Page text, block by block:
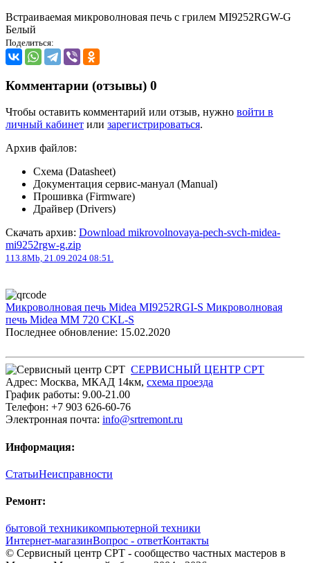
Встраиваемая микроволновая печь с грилем MI9252RGW-G
Белый
Поделиться:
Комментарии (отзывы) 0
Чтобы оставить комментарий или отзыв, нужно войти в
личный кабинет или зарегистрироваться.
Архив файлов:
Схема (Datasheet)
Документация сервис-мануал (Manual)
Прошивка (Firmware)
Драйвер (Drivers)
Скачать архив: Download mikrovolnovaya-pech-svch-midea-
mi9252rgw-g.zip
113.8Mb, 21.09.2024 08:51.
Микроволновая печь Midea MI9252RGI-S Микроволновая
печь Midea MM 720 CKL-S
Последнее обновление: 15.02.2020
СЕРВИСНЫЙ ЦЕНТР СРТ
Адрес: Москва, МКАД 14км, cхема проезда
График работы: 9.00-21.00
Телефон: +7 903 626-60-76
Электронная почта: info@srtremont.ru
Информация:
СтатьиНеисправности
Ремонт:
бытовой техникикомпьютерной техники
Интернет-магазинВопрос - ответКонтакты
© Сервисный центр СРТ - сообщество частных мастеров в